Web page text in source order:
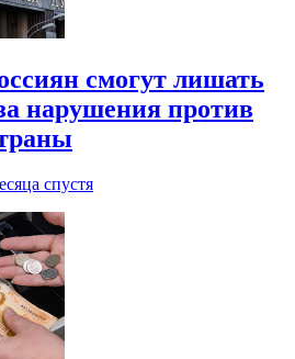
смогут лишать
нарушения против
спустя